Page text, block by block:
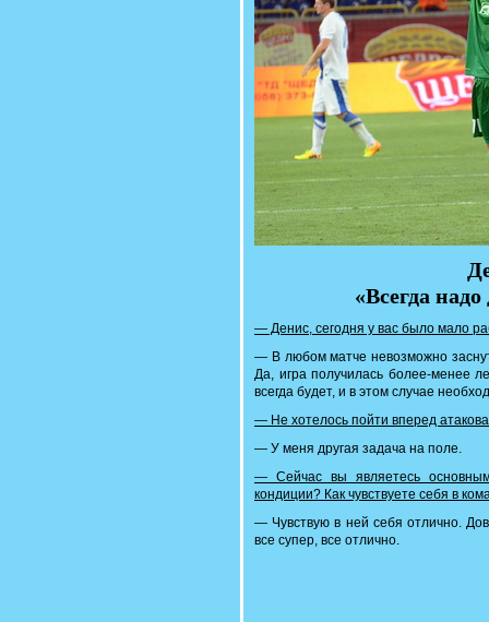
«Всегда
— Денис, сегодня у вас было мало
— В любом матче невозможно
Да, игра получилась более-менее
всегда будет, и в этом случае
— Не хотелось пойти вперед
— У меня другая задача на поле.
— Сейчас вы являетесь
кондиции? Как чувствуете себя в
— Чувствую в ней себя отлично.
все супер, все отлично.